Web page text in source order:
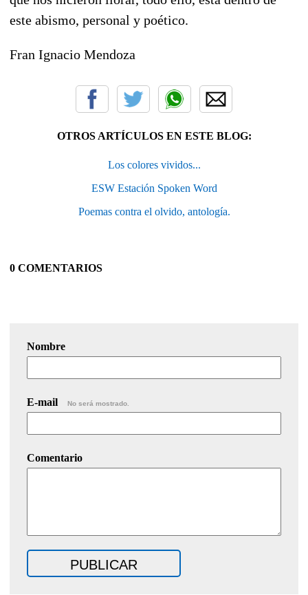
este abismo, personal y poético.
Fran Ignacio Mendoza
OTROS ARTÍCULOS EN ESTE BLOG:
Los colores vividos...
ESW Estación Spoken Word
Poemas contra el olvido, antología.
0 COMENTARIOS
Nombre
E-mail No será mostrado.
Comentario